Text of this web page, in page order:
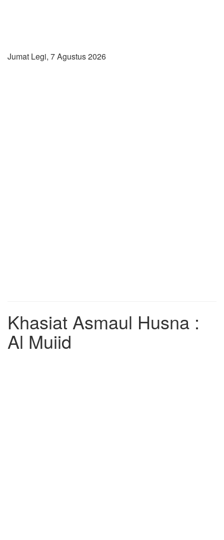
Jumat Legi, 7 Agustus 2026
Khasiat Asmaul Husna :
Al Muiid